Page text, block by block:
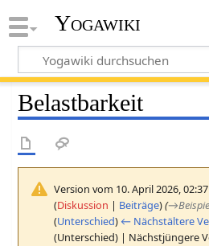
Yogawiki
Belastbarkeit
Version vom 10. April 2026,
(Diskussion | Beiträge)(→
(Unterschied) ← Nächstältere
(Unterschied) | Nächstjüngere